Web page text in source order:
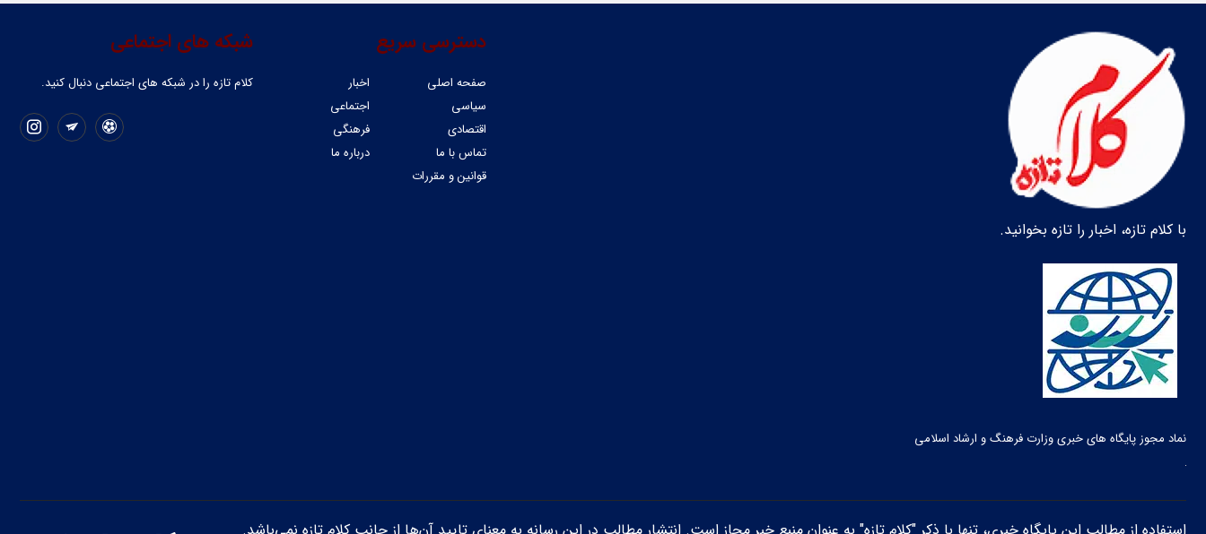
با کلام تازه، اخبار را تازه بخوانید.
نماد مجوز پایگاه های خبری وزارت فرهنگ و ارشاد اسلامی
شبکه های اجتماعی
کلام تازه را در شبکه ‌های اجتماعی دنبال کنید.
دسترسی سریع
صفحه اصلی
اخبار
سیاسی
اجتماعی
اقتصادی
فرهنگی
تماس با ما
درباره ما
قوانین و مقررات